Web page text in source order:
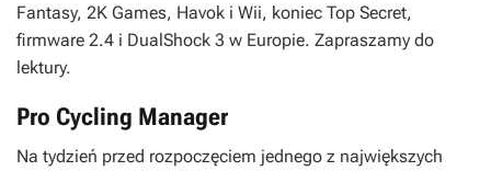
Fantasy, 2K Games, Havok i Wii, koniec Top Secret,
firmware 2.4 i DualShock 3 w Europie. Zapraszamy do
lektury.
Pro Cycling Manager
Na tydzień przed rozpoczęciem jednego z największych